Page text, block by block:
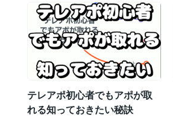
テレアポ初心者でもアポが取
れる知っておきたい秘訣